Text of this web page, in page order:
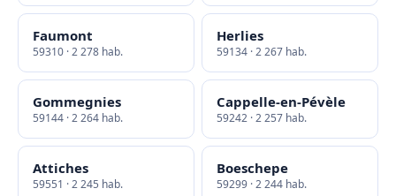
Faumont
59310 · 2 278 hab.
Herlies
59134 · 2 267 hab.
Gommegnies
59144 · 2 264 hab.
Cappelle-en-Pévèle
59242 · 2 257 hab.
Attiches
59551 · 2 245 hab.
Boeschepe
59299 · 2 244 hab.